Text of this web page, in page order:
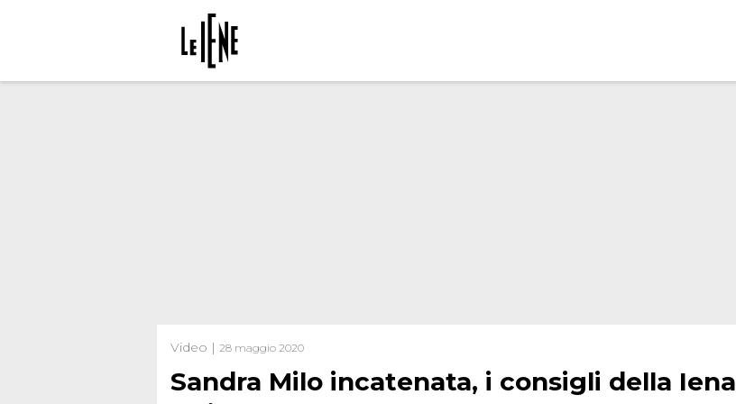
Video | 28 maggio 2020
Sandra Milo incatenata, i consigli della Iena